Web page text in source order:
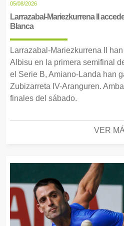
05/08/2026
Larrazabal-Mariezkurrena II
Blanca
Larrazabal-Mariezkurrena II
Albisu en la primera semifinal
el Serie B, Amiano-Landa han
Zubizarreta IV-Aranguren.
finales del sábado.
VER